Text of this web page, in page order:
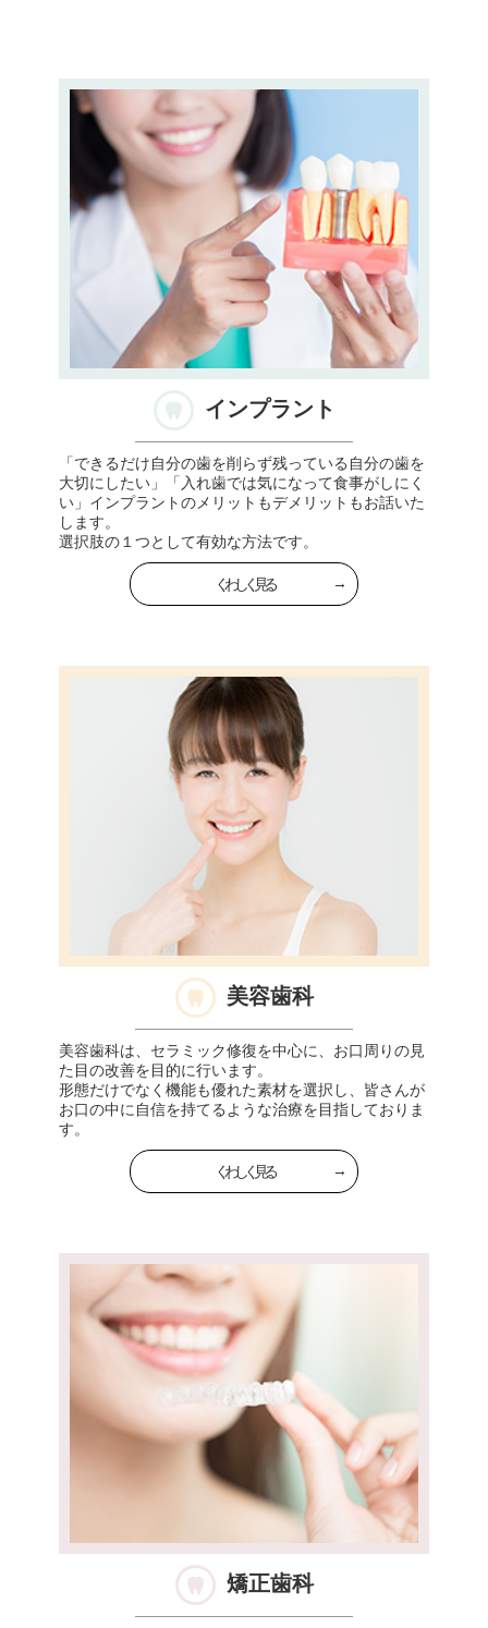
インプラント
「できるだけ自分の歯を削らず残っている自分の歯を
大切にしたい」「入れ歯では気になって食事がしにく
い」インプラントのメリットもデメリットもお話いた
します。
選択肢の１つとして有効な方法です。
くわしく見る
美容歯科
美容歯科は、セラミック修復を中心に、お口周りの見
た目の改善を目的に行います。
形態だけでなく機能も優れた素材を選択し、皆さんが
お口の中に自信を持てるような治療を目指しておりま
す。
くわしく見る
矯正歯科